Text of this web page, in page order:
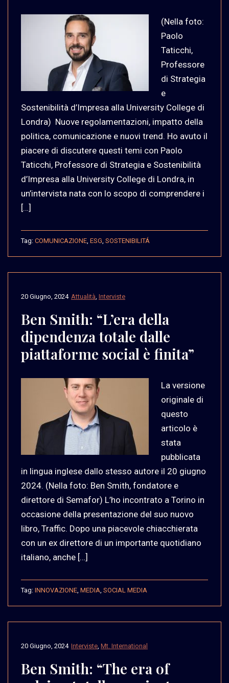
(Nella foto:
Paolo
Taticchi,
Professore
di Strategia
e
Sostenibilità d’Impresa alla University College di
Londra) Nuove regolamentazioni, impatto della
politica, comunicazione e nuovi trend. Ho avuto il
piacere di discutere questi temi con Paolo
Taticchi, Professore di Strategia e Sostenibilità
d’Impresa alla University College di Londra, in
un’intervista nata con lo scopo di comprendere i
[…]
Tag: COMUNICAZIONE ESG SOSTENIBILITÁ
Attualità Interviste
20 Giugno, 2024
Ben Smith: “L’era della
dipendenza totale dalle
piattaforme social è finita”
La versione
originale di
questo
articolo è
stata
pubblicata
in lingua inglese dallo stesso autore il 20 giugno
2024. (Nella foto: Ben Smith, fondatore e
direttore di Semafor) L’ho incontrato a Torino in
occasione della presentazione del suo nuovo
libro, Traffic. Dopo una piacevole chiacchierata
con un ex direttore di un importante quotidiano
italiano, anche […]
Tag: INNOVAZIONE MEDIA SOCIAL MEDIA
Interviste Mt. International
20 Giugno, 2024
Ben Smith: “The era of